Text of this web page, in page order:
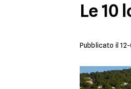
Le 10
Pubblicato il